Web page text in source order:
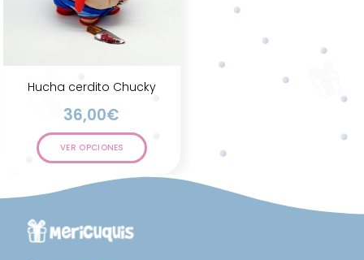
Hucha cerdito Chucky
36,00€
VER OPCIONES